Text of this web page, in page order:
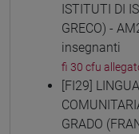
ISTITUTI DI
GRECO) -
insegnanti
fi 30 cfu
[FI29]
GRADO